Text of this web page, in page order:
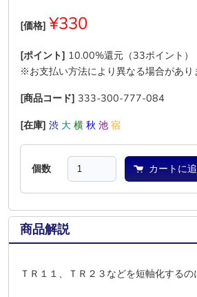
[価格] ¥330
[ポイント] 10.00%還元（33ポイント）
※お支払い方法により異なる場合があり
[商品コード] 333-300-777-084
[在庫] 渋 大 横 秋 池 宿
個数 カートに
商品解説
ＴＲ１１、ＴＲ２３などを短軸化するの